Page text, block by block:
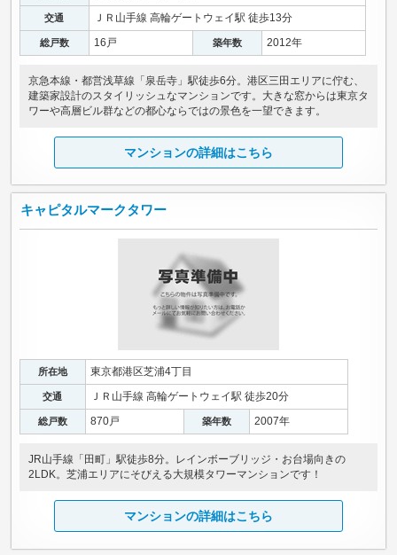
交通 ＪＲ山手線 高輪ゲートウェイ駅 徒歩13分
総戸数 16戸 築年数 2012年
京急本線・都営浅草線「泉岳寺」駅徒歩6分。港区三田エリアに佇む、
建築家設計のスタイリッシュなマンションです。大きな窓からは東京タ
ワーや高層ビル群などの都心ならではの景色を一望できます。
マンションの詳細はこちら
キャピタルマークタワー
所在地 東京都港区芝浦4丁目
交通 ＪＲ山手線 高輪ゲートウェイ駅 徒歩20分
総戸数 870戸 築年数 2007年
JR山手線「田町」駅徒歩8分。レインボーブリッジ・お台場向きの
2LDK。芝浦エリアにそびえる大規模タワーマンションです！
マンションの詳細はこちら